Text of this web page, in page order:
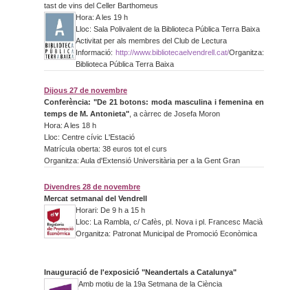
tast de vins del Celler Barthomeus
Hora: A les 19 h
Lloc: Sala Polivalent de la Biblioteca Pública Terra Baixa
Activitat per als membres del Club de Lectura
Informació: http://www.bibliotecaelvendrell.cat/Organitza:
Biblioteca Pública Terra Baixa
Dijous 27 de novembre
Conferència: "De 21 botons: moda masculina i femenina en
temps de M. Antonieta" , a càrrec de Josefa Moron
Hora: A les 18 h
Lloc: Centre cívic L'Estació
Matrícula oberta: 38 euros tot el curs
Organitza: Aula d'Extensió Universitària per a la Gent Gran
Divendres 28 de novembre
Mercat setmanal del Vendrell
Horari: De 9 h a 15 h
Lloc: La Rambla, c/ Cafès, pl. Nova i pl. Francesc Macià
Organitza: Patronat Municipal de Promoció Econòmica
Inauguració de l'exposició "Neandertals a Catalunya"
Amb motiu de la 19a Setmana de la Ciència